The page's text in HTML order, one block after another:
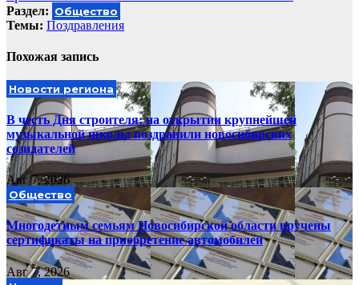
записям
Раздел: Общество
Темы: Поздравления
Похожая запись
Новости региона
В честь Дня строителя: на открытии крупнейшей
музыкальной школы поздравили новосибирских
созидателей
Авг 7, 2026
Общество
Многодетным семьям Новосибирской области вручены
сертификаты на приобретение автомобилей
Авг 7, 2026